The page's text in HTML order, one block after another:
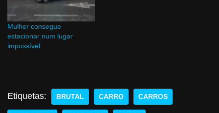
Mulher consegue
estacionar num lugar
impossível
Etiquetas: BRUTAL CARRO CARROS